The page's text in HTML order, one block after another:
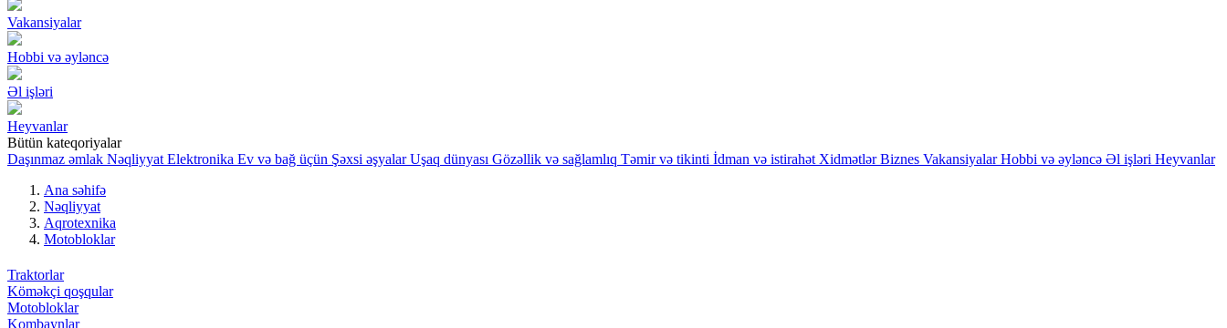
Vakansiyalar
Hobbi və əyləncə
Əl işləri
Heyvanlar
Bütün kateqoriyalar
Daşınmaz əmlak Nəqliyyat Elektronika Ev və bağ üçün Şəxsi əşyalar Uşaq dünyası Gözəllik və sağlamlıq Təmir və tikinti İdman və istirahət Xidmətlər Biznes Vakansiyalar Hobbi və əyləncə Əl işləri Heyvanlar
Ana səhifə
Nəqliyyat
Aqrotexnika
Motobloklar
Traktorlar
Köməkçi qoşqular
Motobloklar
Kombaynlar